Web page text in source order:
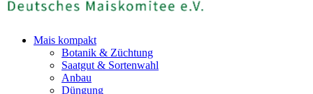
Mais kompakt
Botanik & Züchtung
Saatgut & Sortenwahl
Anbau
Düngung